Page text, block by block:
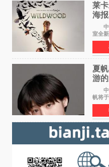
莱
海
月
中国
室全
报，
世界
开。
夏
游
中国
帆将
NHK
半期
田望